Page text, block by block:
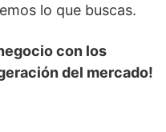
lo que buscas.
con los
del mercado!